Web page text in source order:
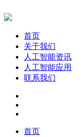
首页
关于我们
人工智能资讯
人工智能应用
联系我们
首页